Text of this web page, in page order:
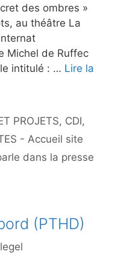
des ombres »
au théâtre La
Michel de Ruffec
intitulé : … Lire la
PROJETS, CDI,
- Accueil site
dans la presse
(PTHD)